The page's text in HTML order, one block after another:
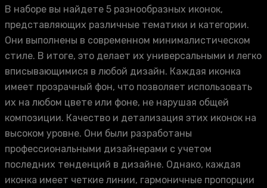
В наборе вы найдете 5 разнообразных иконок,
представляющих различные тематики и категории.
Они выполнены в современном минималистическом
стиле. В итоге, это делает их универсальными и легко
вписывающимися в любой дизайн. Каждая иконка
имеет прозрачный фон, что позволяет использовать
их на любом цвете или фоне, не нарушая общей
композиции. Качество и детализация этих иконок на
высоком уровне. Они были разработаны
профессиональными дизайнерами с учетом
последних тенденций в дизайне. Однако, каждая
иконка имеет четкие линии, гармоничные пропорции